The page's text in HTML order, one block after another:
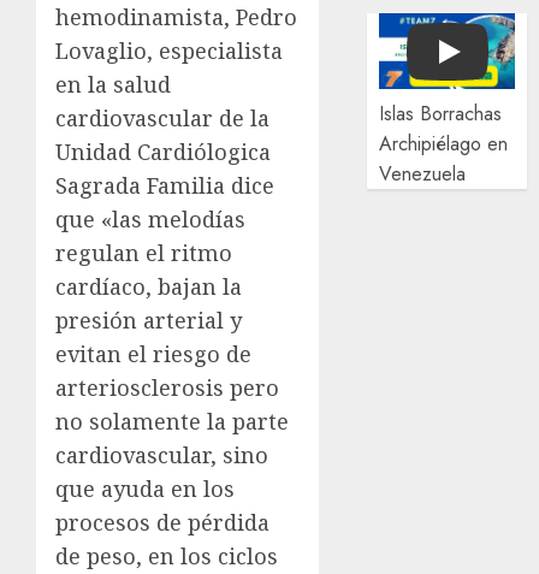
hemodinamista, Pedro
Lovaglio, especialista
en la salud
cardiovascular de la
Unidad Cardiólogica
Sagrada Familia dice
que «las melodías
regulan el ritmo
cardíaco, bajan la
presión arterial y
evitan el riesgo de
arteriosclerosis pero
no solamente la parte
cardiovascular, sino
que ayuda en los
procesos de pérdida
de peso, en los ciclos
Play
Islas Borrachas
Archipiélago en
Venezuela